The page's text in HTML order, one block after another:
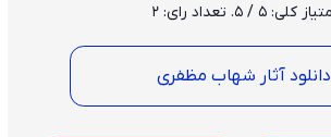
کلی: 5 / 5. تعداد رای: 2
دانلود آثار شهاب مظفری